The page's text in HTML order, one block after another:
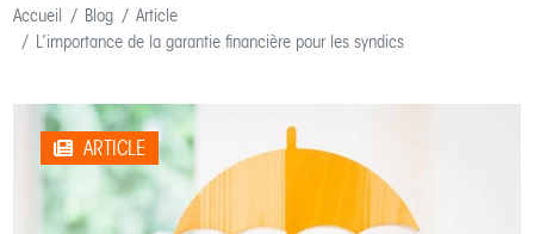
Accueil Blog
Article
L’importance de la garantie financière pour les syndics
ARTICLE